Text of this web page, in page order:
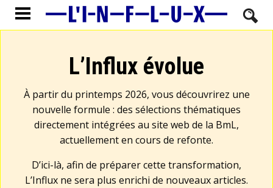
L’Influx évolue
À partir du printemps 2026, vous découvrirez une
nouvelle formule : des sélections thématiques
directement intégrées au site web de la BmL,
actuellement en cours de refonte.
D’ici-là, afin de préparer cette transformation,
L’Influx ne sera plus enrichi de nouveaux articles.